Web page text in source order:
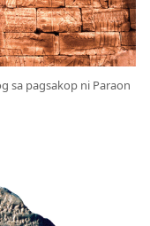
sa pagsakop ni Paraon